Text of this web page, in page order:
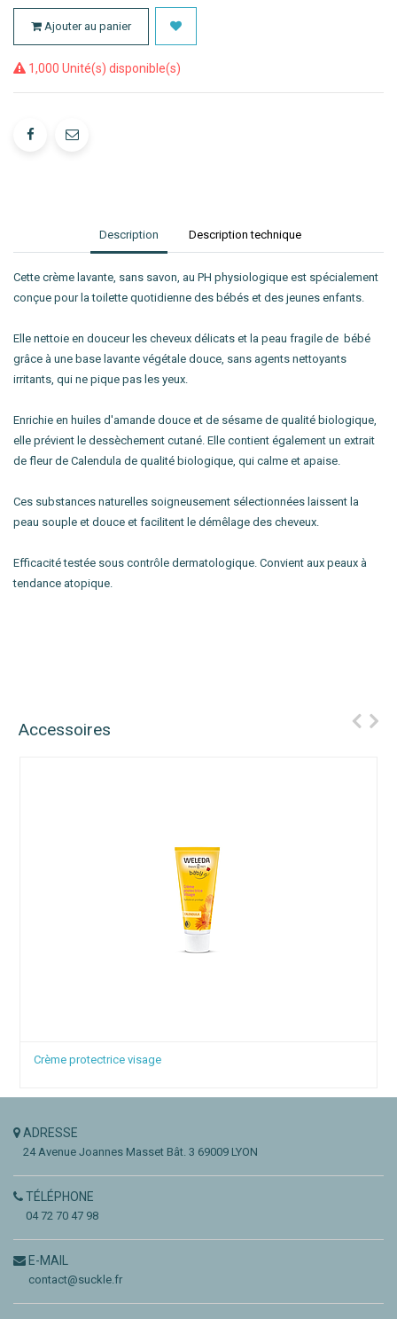
Ajouter au panier
1,000 Unité(s) disponible(s)
Description Description technique
Cette crème lavante, sans savon, au PH physiologique est spécialement
conçue pour la toilette quotidienne des bébés et des jeunes enfants.
Elle nettoie en douceur les cheveux délicats et la peau fragile de bébé
grâce à une base lavante végétale douce, sans agents nettoyants
irritants, qui ne pique pas les yeux.
Enrichie en huiles d'amande douce et de sésame de qualité biologique,
elle prévient le dessèchement cutané. Elle contient également un extrait
de fleur de Calendula de qualité biologique, qui calme et apaise.
Ces substances naturelles soigneusement sélectionnées laissent la
peau souple et douce et facilitent le démêlage des cheveux.
Efficacité testée sous contrôle dermatologique. Convient aux peaux à
tendance atopique.
Accessoires
Crème protectrice visage
ADRESSE
24 Avenue Joannes Masset Bât. 3 69009 LYON
TÉLÉPHONE
04 72 70 47 98
E-MAIL
contact@suckle.fr